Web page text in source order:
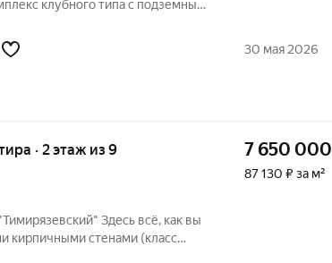
клубного типа с подземным
детскими и спортивными
30 мая 2026
· 2 этаж из 9
Здесь всё, как вы
кирпичными стенами (класс
7 650 000
87 130 ₽ за м²